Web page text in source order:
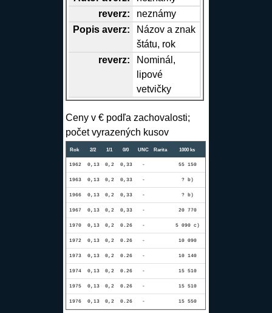
reverz:
neznámy
Popis averz:
Názov a znak
štátu, rok
reverz:
Nominál,
lipové
vetvičky
Ceny v € podľa zachovalosti;
počet vyrazených kusov
Rok 2/2 1/1 0/0 UNC Rarita 1000 ks
1962 0,13 0,2 0,33 - 55 150
1963 0,13 0,2 0,33 - ? b)
1966 0,13 0,2 0,33 - ? b)
1967 0,13 0,2 0,33 - 20 770
1970 0,13 0,2 0.26 - 5 090 c)
1972 0,13 0,2 0.26 - 10 090
1973 0,13 0,2 0.26 - 10 140
1974 0,13 0,2 0.26 - 15 510
1975 0,13 0,2 0.26 - 15 510
1976 0,13 0,2 0.26 - 15 550